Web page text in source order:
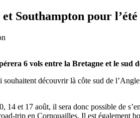
Southampton pour l’été
6 vols entre la Bretagne et le sud
découvrir là côte sud de
14 et 17 août, il sera donc possible de
trip en Cornouailles. Il est également